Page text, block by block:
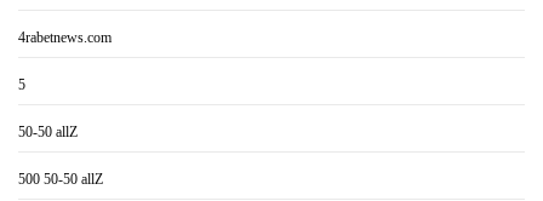
4rabetnews.com
5
50-50 allZ
500 50-50 allZ